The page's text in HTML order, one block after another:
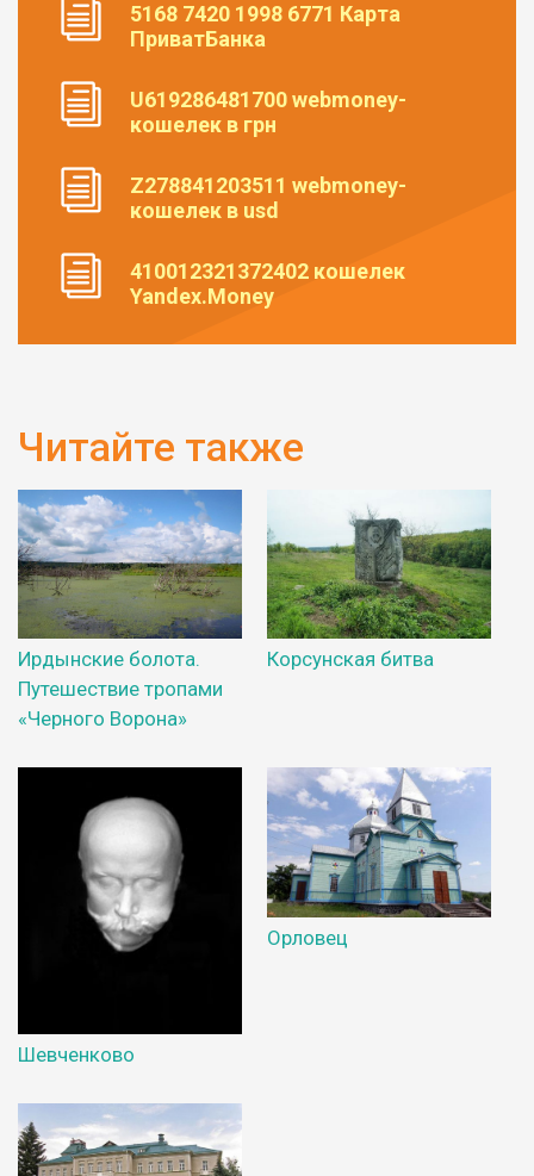
5168 7420 1998 6771 Карта
ПриватБанка
U619286481700 webmoney-
кошелек в грн
Z278841203511 webmoney-
кошелек в usd
410012321372402 кошелек
Yandex.Money
Читайте также
Ирдынские болота.
Путешествие тропами
«Черного Ворона»
Корсунская битва
Шевченково
Орловец